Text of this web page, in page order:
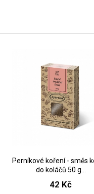
Perníkové koření - směs
do koláčů 50 g...
42 Kč